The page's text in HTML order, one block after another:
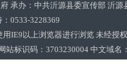
承办：中共沂源县委宣传部 沂
0533-3228369‌‌
IE9以上浏览器进行浏览 未经授
网站标识码：3703230004 中文域名